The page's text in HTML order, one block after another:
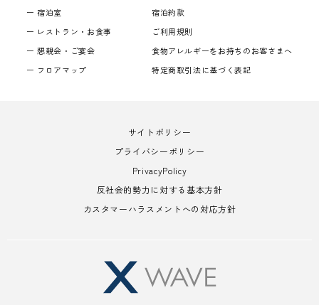
宿泊室
レストラン・お食事
懇親会・ご宴会
フロアマップ
宿泊約款
ご利用規則
食物アレルギーをお持ちのお客さまへ
特定商取引法に基づく表記
サイトポリシー
プライバシーポリシー
PrivacyPolicy
反社会的勢力に対する基本方針
カスタマーハラスメントへの対応方針